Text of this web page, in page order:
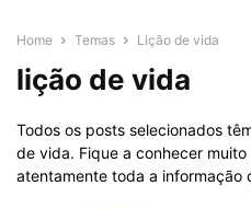
Home Temas Lição de vida
lição de vida
Todos os posts selecionados
de vida. Fique a conhecer
atentamente toda a informação